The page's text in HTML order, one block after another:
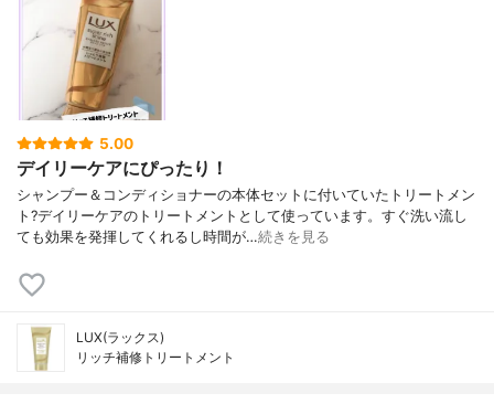
5.00
デイリーケアにぴったり！
シャンプー＆コンディショナーの本体セットに付いていたトリートメン
ト?デイリーケアのトリートメントとして使っています。すぐ洗い流し
ても効果を発揮してくれるし時間が…続きを見る
LUX(ラックス)
リッチ補修トリートメント